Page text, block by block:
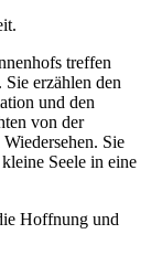
treffen
Sie erzählen den
und den
von der
Sie
Seele in eine
Hoffnung und